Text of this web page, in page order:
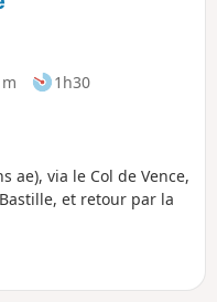
1h30
ae), via le Col de Vence,
et retour par la